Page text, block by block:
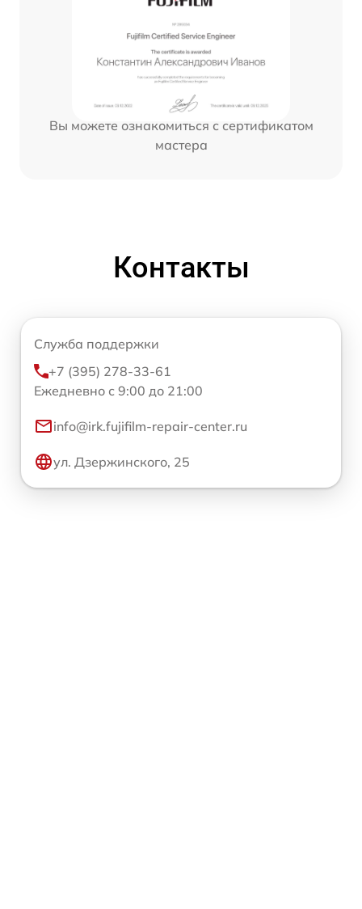
Вы можете ознакомиться с сертификатом
мастера
Контакты
Служба поддержки
+7 (395) 278-33-61
Ежедневно с 9:00 до 21:00
info@irk.fujifilm-repair-center.ru
ул. Дзержинского, 25